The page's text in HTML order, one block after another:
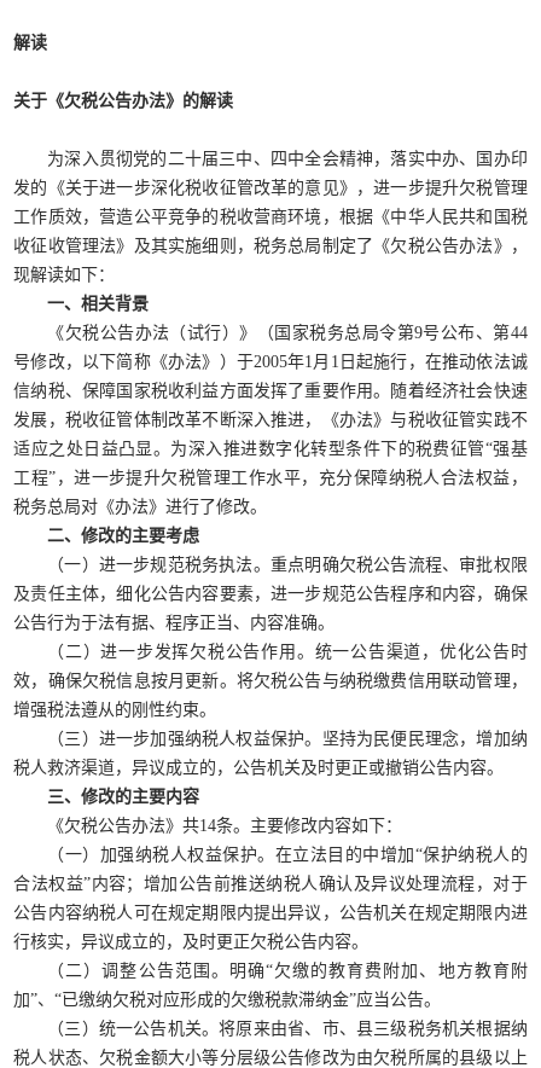
解读
关于《欠税公告办法》的解读
为深入贯彻党的二十届三中、四中全会精神，落实中办、国办印
发的《关于进一步深化税收征管改革的意见》，进一步提升欠税管理
工作质效，营造公平竞争的税收营商环境，根据《中华人民共和国税
收征收管理法》及其实施细则，税务总局制定了《欠税公告办法》，
现解读如下：
一、相关背景
《欠税公告办法（试行）》（国家税务总局令第9号公布、第44
号修改，以下简称《办法》）于2005年1月1日起施行，在推动依法诚
信纳税、保障国家税收利益方面发挥了重要作用。随着经济社会快速
发展，税收征管体制改革不断深入推进，《办法》与税收征管实践不
适应之处日益凸显。为深入推进数字化转型条件下的税费征管“强基
工程”，进一步提升欠税管理工作水平，充分保障纳税人合法权益，
税务总局对《办法》进行了修改。
二、修改的主要考虑
（一）进一步规范税务执法。重点明确欠税公告流程、审批权限
及责任主体，细化公告内容要素，进一步规范公告程序和内容，确保
公告行为于法有据、程序正当、内容准确。
（二）进一步发挥欠税公告作用。统一公告渠道，优化公告时
效，确保欠税信息按月更新。将欠税公告与纳税缴费信用联动管理，
增强税法遵从的刚性约束。
（三）进一步加强纳税人权益保护。坚持为民便民理念，增加纳
税人救济渠道，异议成立的，公告机关及时更正或撤销公告内容。
三、修改的主要内容
《欠税公告办法》共14条。主要修改内容如下：
（一）加强纳税人权益保护。在立法目的中增加“保护纳税人的
合法权益”内容；增加公告前推送纳税人确认及异议处理流程，对于
公告内容纳税人可在规定期限内提出异议，公告机关在规定期限内进
行核实，异议成立的，及时更正欠税公告内容。
（二）调整公告范围。明确“欠缴的教育费附加、地方教育附
加”、“已缴纳欠税对应形成的欠缴税款滞纳金”应当公告。
（三）统一公告机关。将原来由省、市、县三级税务机关根据纳
税人状态、欠税金额大小等分层级公告修改为由欠税所属的县级以上